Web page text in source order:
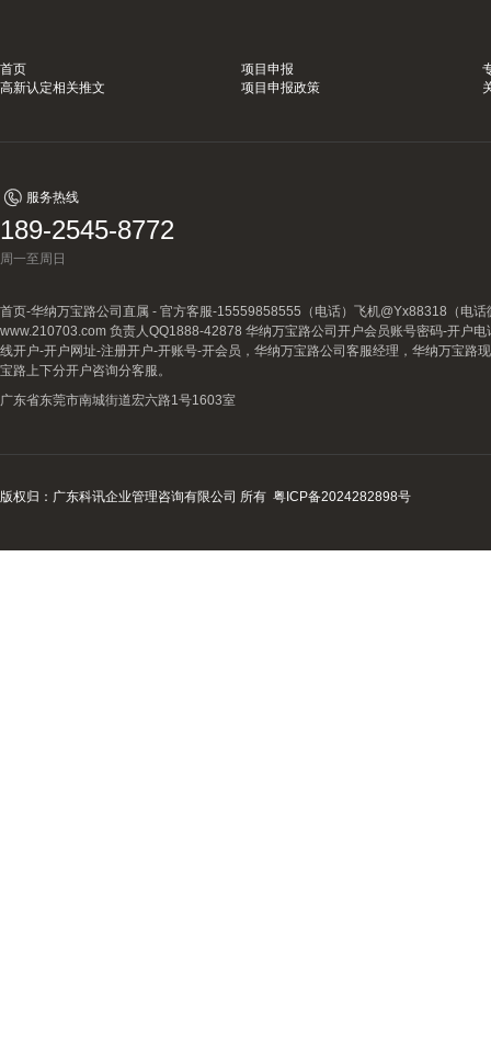
首页 项目申报
高新认定相关推文
项目申报政策
服务热线
189-2545-8772
周一至周日
首页-华纳万宝路公司直属 - 官方客服-15559858555（电话）飞机@Yx88318（电
www.210703.com 负责人QQ1888-42878 华纳万宝路公司开户会员账号密码-开户
线开户-开户网址-注册开户-开账号-开会员，华纳万宝路公司客服经理，华纳万宝路
宝路上下分开户咨询分客服。
广东省东莞市南城街道宏六路1号1603室
版权归：广东科讯企业管理咨询有限公司 所有 粤ICP备2024282898号